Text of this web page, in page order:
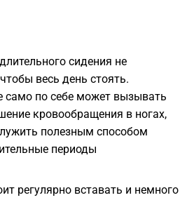
сидения не
весь день стоять.
само по себе может вызывать
кровообращения в ногах,
полезным способом
периоды
регулярно вставать и немного